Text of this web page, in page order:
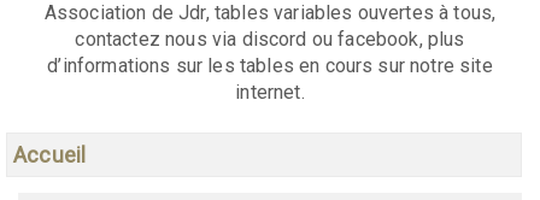
Association de Jdr, tables variables ouvertes à tous,
contactez nous via discord ou facebook, plus
d’informations sur les tables en cours sur notre site
internet.
Accueil